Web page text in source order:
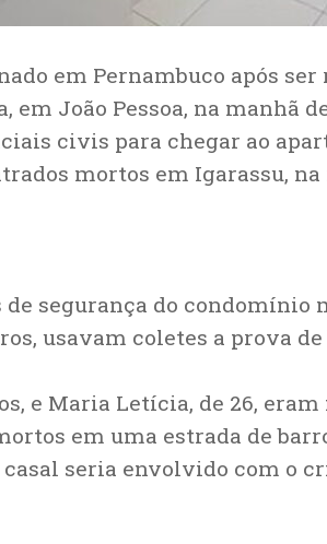
em Pernambuco após
em João Pessoa, na manhã
civis para chegar ao
mortos em Igarassu,
segurança do condomínio
usavam coletes a prova de
e Maria Letícia, de 26,
em uma estrada de
seria envolvido com o